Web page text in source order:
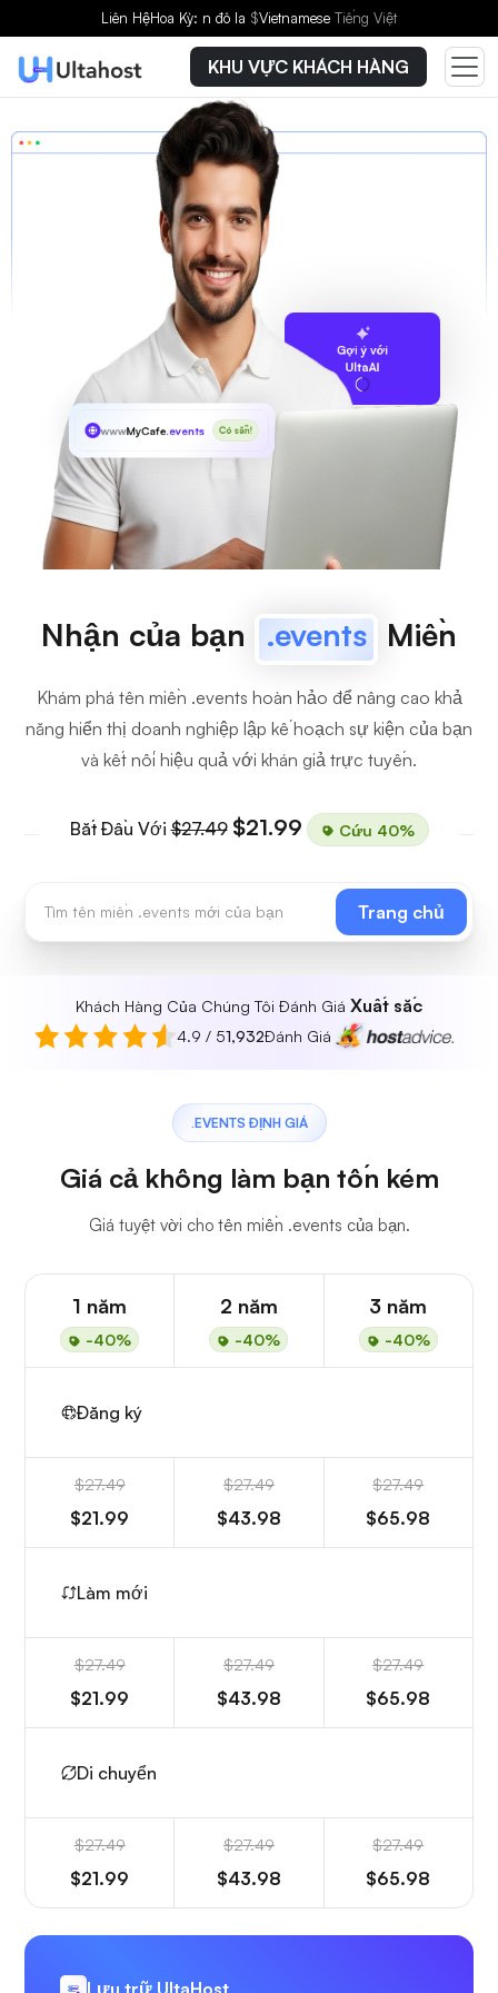
Liên HệHoa Kỳ: n đô la $Vietnamese Tiếng Việt
KHU VỰC KHÁCH HÀNG
Gợi ý với
UltaAI
wwwMyCafe.events Có sẵn!
Nhận của bạn .events Miền
Khám phá tên miền .events hoàn hảo để nâng cao khả
năng hiển thị doanh nghiệp lập kế hoạch sự kiện của bạn
và kết nối hiệu quả với khán giả trực tuyến.
Bắt Đầu Với$27.49 $21.99 Cứu 40%
Trang chủ
Khách Hàng Của Chúng Tôi Đánh Giá Xuất sắc
4.9 / 51,932Đánh Giá
.EVENTS ĐỊNH GIÁ
Giá cả không làm bạn tốn kém
Giá tuyệt vời cho tên miền .events của bạn.
1 năm
-40%
2 năm
-40%
3 năm
-40%
Đăng ký
$27.49
$21.99
$27.49
$43.98
$27.49
$65.98
Làm mới
$27.49
$21.99
$27.49
$43.98
$27.49
$65.98
Di chuyển
$27.49
$21.99
$27.49
$43.98
$27.49
$65.98